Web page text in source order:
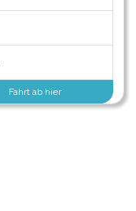
Fahrt ab hier